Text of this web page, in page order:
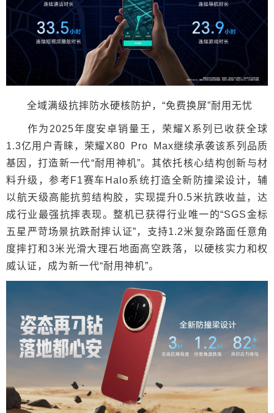
全域满级抗摔防水硬核防护，“免费换屏”耐用无忧
作为2025年度安卓销量王，荣耀X系列已收获全球
1.3亿用户青睐，荣耀X80 Pro Max继续承袭该系列品质
基因，打造新一代“耐用神机”。其依托核心结构创新与材
料升级，参考F1赛车Halo系统打造全新防撞梁设计，辅
以航天级高能抗剪结构胶，实现提升0.5米抗跌收益，达
成行业最强抗摔表现。整机已获得行业唯一的“SGS金标
五星严苛场景抗跌耐摔认证”，支持1.2米复杂路面任意角
度摔打和3米光滑大理石地面高空跌落，以硬核实力和权
威认证，成为新一代“耐用神机”。